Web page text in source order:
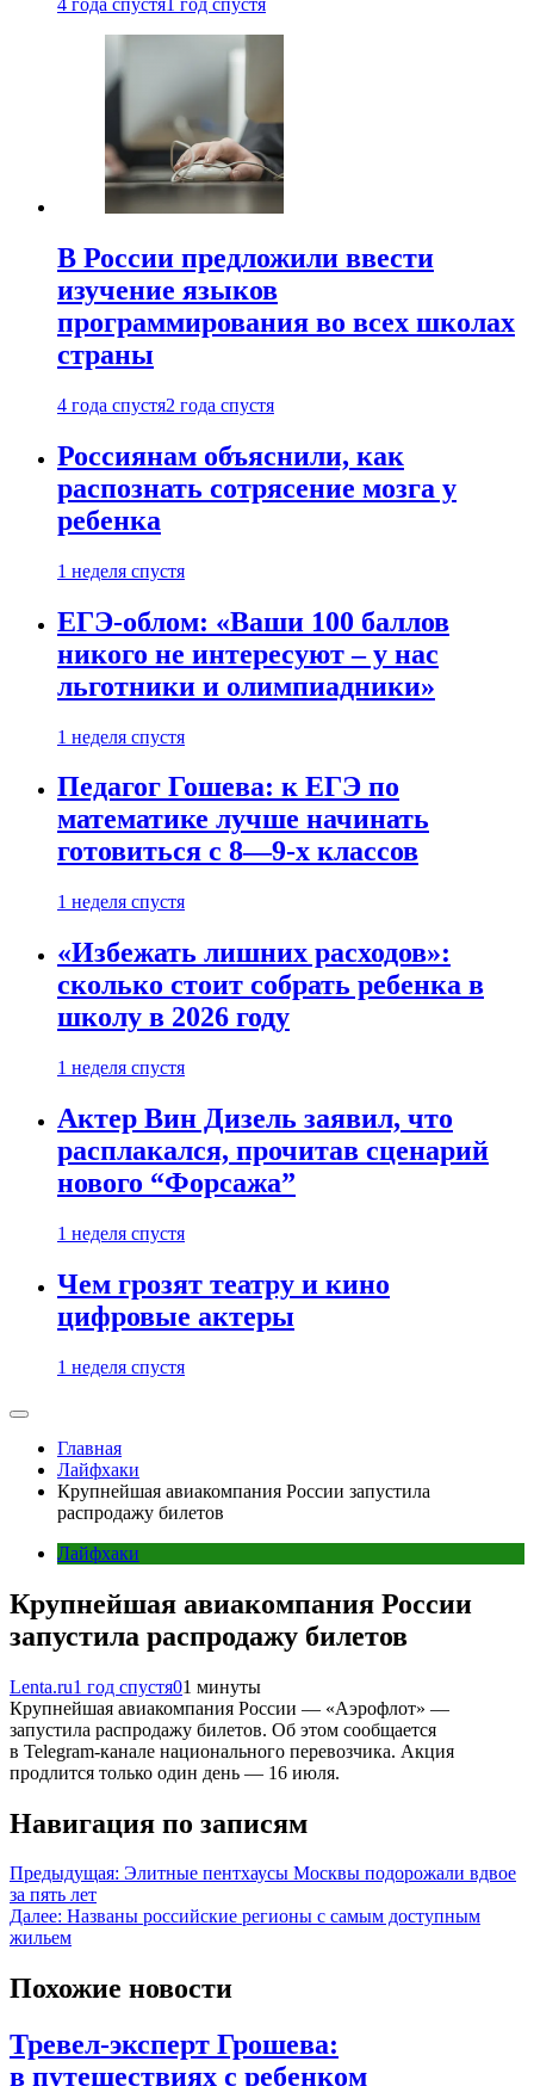
4 года спустя 1 год спустя
В России предложили ввести
изучение языков
программирования во всех школах
страны
4 года спустя2 года спустя
Россиянам объяснили, как
распознать сотрясение мозга у
ребенка
1 неделя спустя
ЕГЭ-облом: «Ваши 100 баллов
никого не интересуют – у нас
льготники и олимпиадники»
1 неделя спустя
Педагог Гошева: к ЕГЭ по
математике лучше начинать
готовиться с 8—9-х классов
1 неделя спустя
«Избежать лишних расходов»:
сколько стоит собрать ребенка в
школу в 2026 году
1 неделя спустя
Актер Вин Дизель заявил, что
расплакался, прочитав сценарий
нового “Форсажа”
1 неделя спустя
Чем грозят театру и кино
цифровые актеры
1 неделя спустя
Главная
Лайфхаки
Крупнейшая авиакомпания России запустила
распродажу билетов
Лайфхаки
Крупнейшая авиакомпания России
запустила распродажу билетов
Lenta.ru1 год спустя01 минуты
Крупнейшая авиакомпания России — «Аэрофлот» —
запустила распродажу билетов. Об этом сообщается
в Telegram-канале национального перевозчика. Акция
продлится только один день — 16 июля.
Навигация по записям
Предыдущая: Элитные пентхаусы Москвы подорожали вдвое
за пять лет
Далее: Названы российские регионы с самым доступным
жильем
Похожие новости
Тревел-эксперт Грошева:
в путешествиях с ребенком